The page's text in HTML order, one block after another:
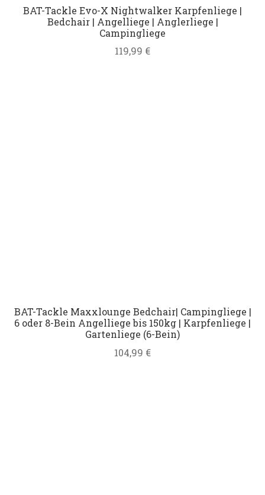
BAT-Tackle Evo-X Nightwalker Karpfenliege |
Bedchair | Angelliege | Anglerliege |
Campingliege
119,99 €
BAT-Tackle Maxxlounge Bedchair| Campingliege |
6 oder 8-Bein Angelliege bis 150kg | Karpfenliege |
Gartenliege (6-Bein)
104,99 €